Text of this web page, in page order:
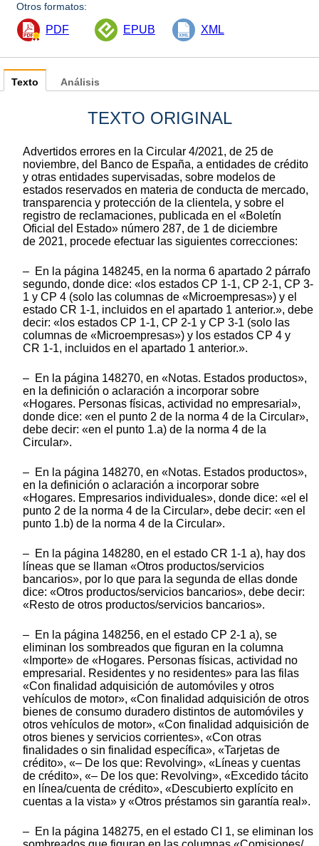
Otros formatos:
PDF EPUB XML
Texto
TEXTO ORIGINAL
Advertidos errores en la Circular 4/2021, de 25 de
noviembre, del Banco de España, a entidades de crédito
y otras entidades supervisadas, sobre modelos de
estados reservados en materia de conducta de mercado,
transparencia y protección de la clientela, y sobre el
registro de reclamaciones, publicada en el «Boletín
Oficial del Estado» número 287, de 1 de diciembre
de 2021, procede efectuar las siguientes correcciones:
– En la página 148245, en la norma 6 apartado 2 párrafo
segundo, donde dice: «los estados CP 1-1, CP 2-1, CP 3-
1 y CP 4 (solo las columnas de «Microempresas») y el
estado CR 1-1, incluidos en el apartado 1 anterior.», debe
decir: «los estados CP 1-1, CP 2-1 y CP 3-1 (solo las
columnas de «Microempresas») y los estados CP 4 y
CR 1-1, incluidos en el apartado 1 anterior.».
– En la página 148270, en «Notas. Estados productos»,
en la definición o aclaración a incorporar sobre
«Hogares. Personas físicas, actividad no empresarial»,
donde dice: «en el punto 2 de la norma 4 de la Circular»,
debe decir: «en el punto 1.a) de la norma 4 de la
Circular».
– En la página 148270, en «Notas. Estados productos»,
en la definición o aclaración a incorporar sobre
«Hogares. Empresarios individuales», donde dice: «el el
punto 2 de la norma 4 de la Circular», debe decir: «en el
punto 1.b) de la norma 4 de la Circular».
– En la página 148280, en el estado CR 1-1 a), hay dos
líneas que se llaman «Otros productos/servicios
bancarios», por lo que para la segunda de ellas donde
dice: «Otros productos/servicios bancarios», debe decir:
«Resto de otros productos/servicios bancarios».
– En la página 148256, en el estado CP 2-1 a), se
eliminan los sombreados que figuran en la columna
«Importe» de «Hogares. Personas físicas, actividad no
empresarial. Residentes y no residentes» para las filas
«Con finalidad adquisición de automóviles y otros
vehículos de motor», «Con finalidad adquisición de otros
bienes de consumo duradero distintos de automóviles y
otros vehículos de motor», «Con finalidad adquisición de
otros bienes y servicios corrientes», «Con otras
finalidades o sin finalidad específica», «Tarjetas de
crédito», «– De los que: Revolving», «Líneas y cuentas
de crédito», «– De los que: Revolving», «Excedido tácito
en línea/cuenta de crédito», «Descubierto explícito en
cuentas a la vista» y «Otros préstamos sin garantía real».
– En la página 148275, en el estado CI 1, se eliminan los
Análisis